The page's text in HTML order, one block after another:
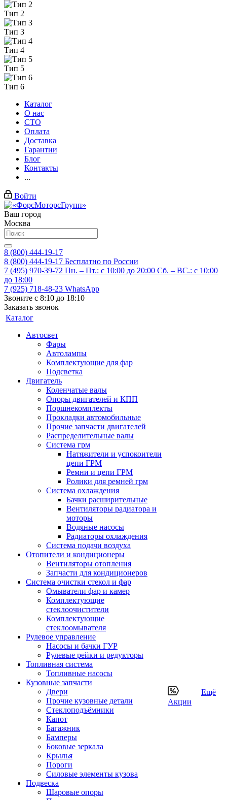
Тип 2
Тип 3
Тип 4
Тип 5
Тип 6
Каталог
О нас
СТО
Оплата
Доставка
Гарантии
Блог
Контакты
...
Войти
Ваш город
Москва
8 (800) 444-19-17
8 (800) 444-19-17 Бесплатно по России
7 (495) 970-39-72 Пн. – Пт.: с 10:00 до 20:00 Сб. – ВС.: c 10:00
до 18:00
7 (925) 718-48-23 WhatsApp
Звоните с 8:10 до 18:10
Заказать звонок
Каталог
Автосвет
Фары
Автолампы
Комплектующие для фар
Подсветка
Двигатель
Коленчатые валы
Опоры двигателей и КПП
Поршнекомплекты
Прокладки автомобильные
Прочие запчасти двигателей
Распределительные валы
Система грм
Натяжители и успокоители
цепи ГРМ
Ремни и цепи ГРМ
Ролики для ремней грм
Система охлаждения
Бачки расширительные
Вентиляторы радиатора и
моторы
Водяные насосы
Радиаторы охлаждения
Система подачи воздуха
Отопители и кондиционеры
Вентиляторы отопления
Запчасти для кондиционеров
Система очистки стекол и фар
Омыватели фар и камер
Комплектующие
стеклоочистители
Комплектующие
стеклоомывателя
Рулевое управление
Насосы и бачки ГУР
Рулевые рейки и редукторы
Топливная система
Топливные насосы
Кузовные запчасти
Двери
Прочие кузовные детали
Стеклоподъёмники
Капот
Багажник
Бамперы
Боковые зеркала
Крылья
Пороги
Силовые элементы кузова
Подвеска
Шаровые опоры
Акции
Ещё